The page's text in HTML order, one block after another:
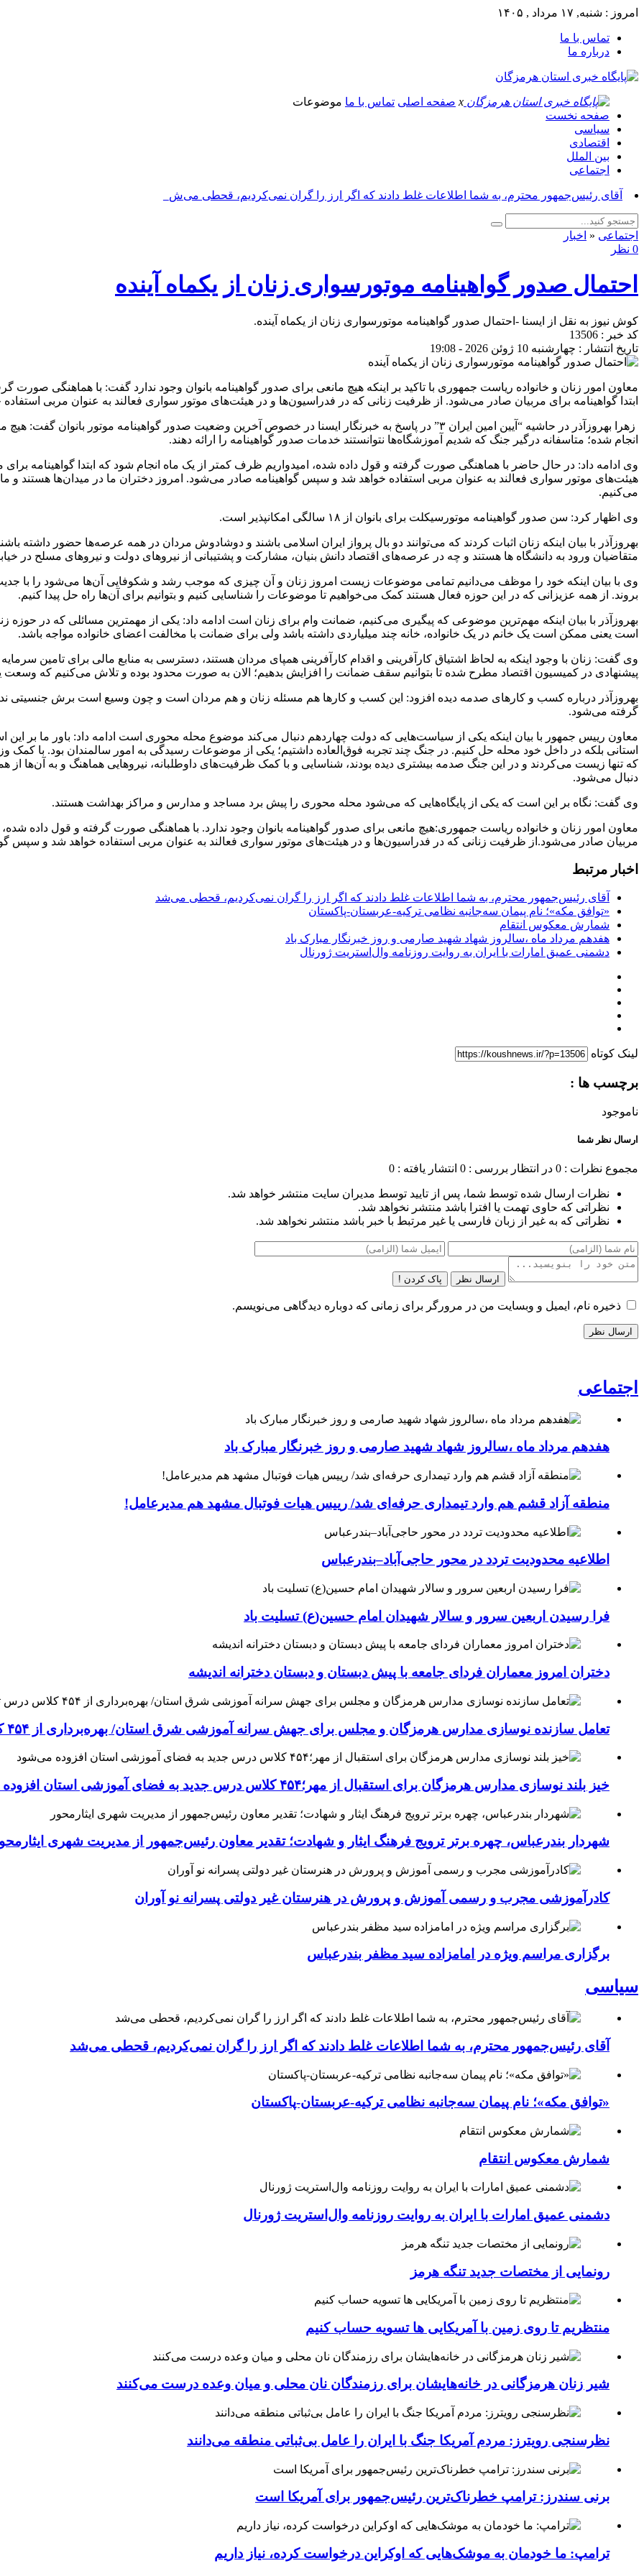
امروز : شنبه, ۱۷ مرداد , ۱۴۰۵
تماس با ما
درباره ما
x صفحه اصلی تماس با ما موضوعات
صفحه نخست
سیاسی
اقتصادی
بین الملل
اجتماعی
آقای رئیس‌جمهور محترم، به شما اطلاعات غلط دادند که اگر ارز را گران نمی‌کردیم، قحطی می‌شد_
اجتماعی « اخبار
0 نظر
احتمال صدور گواهینامه موتورسواری زنان از یکماه آینده
کوش نیوز به نقل از ایسنا -احتمال صدور گواهینامه موتورسواری زنان از یکماه آینده.
کد خبر : 13506
تاریخ انتشار : چهارشنبه 10 ژوئن 2026 - 19:08
معاون امور زنان و خانواده ریاست جمهوری با تاکید بر اینکه هیچ مانعی برای صدور گواهینامه بانوان وجود ندارد گفت: با هماهنگی
ابتدا گواهینامه برای مربیان صادر می‌شود. از ظرفیت زنانی که در فدراسیون‌ها و در هیئت‌های موتور سواری فعالند به عنوان مربی
زهرا بهروزآذر در حاشیه “آیین امین ایران ۳” در پاسخ به خبرنگار ایسنا در خصوص آخرین وضعیت صدور گواهینامه
انجام شده؛ متاسفانه درگیر جنگ که شدیم آموزشگاه‌ها نتوانستند خدمات صدور گواهینامه را ارائه دهند.
وی ادامه داد: در حال حاضر با هماهنگی صورت گرفته و قول داده شده، امیدواریم ظرف کمتر از یک ماه انجام شود که ابتدا گواهینامه
هیئت‌های موتور سواری فعالند به عنوان مربی استفاده خواهد شد و سپس گواهینامه صادر می‌شود. امروز دختران ما در میدان‌ها هستند و
می‌کنیم.
وی اظهار کرد: سن صدور گواهینامه موتورسیکلت برای بانوان از ۱۸ سالگی امکانپذیر است.
متقاضیان ورود به دانشگاه ها هستند و چه در عرصه‌های اقتصاد دانش بنیان، مشارکت و پشتیبانی از نیروهای دولت و نیروهای مسلح در
وی با بیان اینکه خود را موظف می‌دانیم تمامی موضوعات زیست امروز زنان و آن چیزی که موجب رشد و شکوفایی آن‌ها می‌شود را با جدیت
بروند. از همه عزیزانی که در این حوزه فعال هستند کمک می‌خواهیم تا موضوعات را شناسایی کنیم و بتوانیم برای آن‌ها راه حل پیدا کنیم.
بهروزآذر با بیان اینکه مهم‌ترین موضوعی که پیگیری می‌کنیم، ضمانت وام برای زنان است ادامه داد: یکی از مهمترین مسائلی که در حوزه
است یعنی ممکن است یک خانم در یک خانواده، خانه چند میلیاردی داشته باشد ولی برای ضمانت با مخالفت اعضای خانواده مواجه باشد.
وی گفت: زنان با وجود اینکه به لحاظ اشتیاق کارآفرینی و اقدام کارآفرینی همپای مردان هستند، دسترسی به منابع مالی برای تامین
پیشنهادی در کمیسیون اقتصاد مطرح شده تا بتوانیم سقف ضمانت را افزایش بدهیم؛ الان به صورت محدود بوده و تلاش می‌کنیم که وسعت
بهروزآذر درباره کسب و کارهای صدمه دیده افزود: این کسب و کارها هم مسئله زنان و هم مردان است و چون وسیع است برش جنسیتی
گرفته می‌شود.
معاون رییس جمهور با بیان اینکه یکی از سیاست‌هایی که دولت چهاردهم دنبال می‌کند موضوع محله محوری است ادامه داد: باور ما بر
استانی بلکه در داخل خود محله حل کنیم. در جنگ چند تجربه فوق‌العاده داشتیم؛ یکی از موضوعات رسیدگی به امور سالمندان بود. با کمک
که تنها زیست می‌کردند و در این جنگ صدمه بیشتری دیده بودند، شناسایی و با کمک ظرفیت‌های داوطلبانه، نیروهایی هماهنگ و به آن‌ها
دنبال می‌شود.
وی گفت: نگاه بر این است که یکی از پایگاه‌هایی که می‌شود محله محوری را پیش برد مساجد و مدارس و مراکز بهداشت هستند.
معاون امور زنان و خانواده ریاست جمهوری:هیچ مانعی برای صدور گواهینامه بانوان وجود ندارد. با هماهنگی صورت گرفته و قول داده
مربیان صادر می‌شود. از ظرفیت زنانی که در فدراسیون‌ها و در هیئت‌های موتور سواری فعالند به عنوان مربی استفاده خواهد شد و سپس
اخبار مرتبط
آقای رئیس‌جمهور محترم، به شما اطلاعات غلط دادند که اگر ارز را گران نمی‌کردیم، قحطی می‌شد
«توافق مکه»؛ نام پیمان سه‌جانبه نظامی ترکیه-عربستان-پاکستان
شمارش معکوس انتقام
هفدهم مرداد ماه ،سالروز شهاد شهید صارمی و روز خبرنگار مبارک باد
دشمنی عمیق امارات با ایران به روایت روزنامه وال‌استریت ژورنال
لینک کوتاه
برچسب ها :
ناموجود
ارسال نظر شما
مجموع نظرات : 0 در انتظار بررسی : 0 انتشار یافته : 0
نظرات ارسال شده توسط شما، پس از تایید توسط مدیران سایت منتشر خواهد شد.
نظراتی که حاوی تهمت یا افترا باشد منتشر نخواهد شد.
نظراتی که به غیر از زبان فارسی یا غیر مرتبط با خبر باشد منتشر نخواهد شد.
ارسال نظر پاک کردن !
ذخیره نام، ایمیل و وبسایت من در مرورگر برای زمانی که دوباره دیدگاهی می‌نویسم.
اجتماعی
هفدهم مرداد ماه ،سالروز شهاد شهید صارمی و روز خبرنگار مبارک باد
منطقه آزاد قشم هم وارد تیمداری حرفه‌ای شد/ رییس هیات فوتبال مشهد هم مدیرعامل!
اطلاعیه محدودیت تردد در محور حاجی‌آباد–بندرعباس
فرا رسیدن اربعین سرور و سالار شهیدان امام حسین(ع) تسلیت باد
دختران امروز معماران فردای جامعه با پیش دبستان و دبستان دخترانه اندیشه
تعامل سازنده نوسازی مدارس هرمزگان و مجلس برای جهش سرانه آموزشی شرق استان/ بهره‌برداری از ۴۵۴ کلاس درس تا مهرماه
خیز بلند نوسازی مدارس هرمزگان برای استقبال از مهر؛۴۵۴ کلاس درس جدید به فضای آموزشی استان افزوده می‌شود
شهردار بندرعباس، چهره برتر ترویج فرهنگ ایثار و شهادت؛ تقدیر معاون رئیس‌جمهور از مدیریت شهری
کادرآموزشی مجرب و رسمی آموزش و پرورش در هنرستان غیر دولتی پسرانه نو آوران
برگزاری مراسم ویژه در امامزاده سید مظفر بندرعباس
سیاسی
آقای رئیس‌جمهور محترم، به شما اطلاعات غلط دادند که اگر ارز را گران نمی‌کردیم، قحطی می‌شد
«توافق مکه»؛ نام پیمان سه‌جانبه نظامی ترکیه-عربستان-پاکستان
شمارش معکوس انتقام
دشمنی عمیق امارات با ایران به روایت روزنامه وال‌استریت ژورنال
رونمایی از مختصات جدید تنگه هرمز
منتظریم تا روی زمین با آمریکایی ها تسویه حساب کنیم
شیر زنان هرمزگانی در خانه‌هایشان برای رزمندگان نان محلی و میان وعده درست می‌کنند
نظرسنجی رویترز: مردم آمریکا جنگ با ایران را عامل بی‌ثباتی منطقه می‌دانند
برنی سندرز: ترامپ خطرناک‌ترین رئیس‌جمهور برای آمریکا است
ترامپ: ما خودمان به موشک‌هایی که اوکراین درخواست کرده، نیاز داریم